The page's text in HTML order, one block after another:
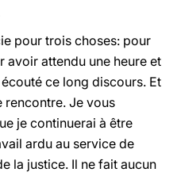
pour trois choses: pour
attendu une heure et
ce long discours. Et
rencontre. Je vous
je continuerai à être
ardu au service de
la justice. Il ne fait aucun